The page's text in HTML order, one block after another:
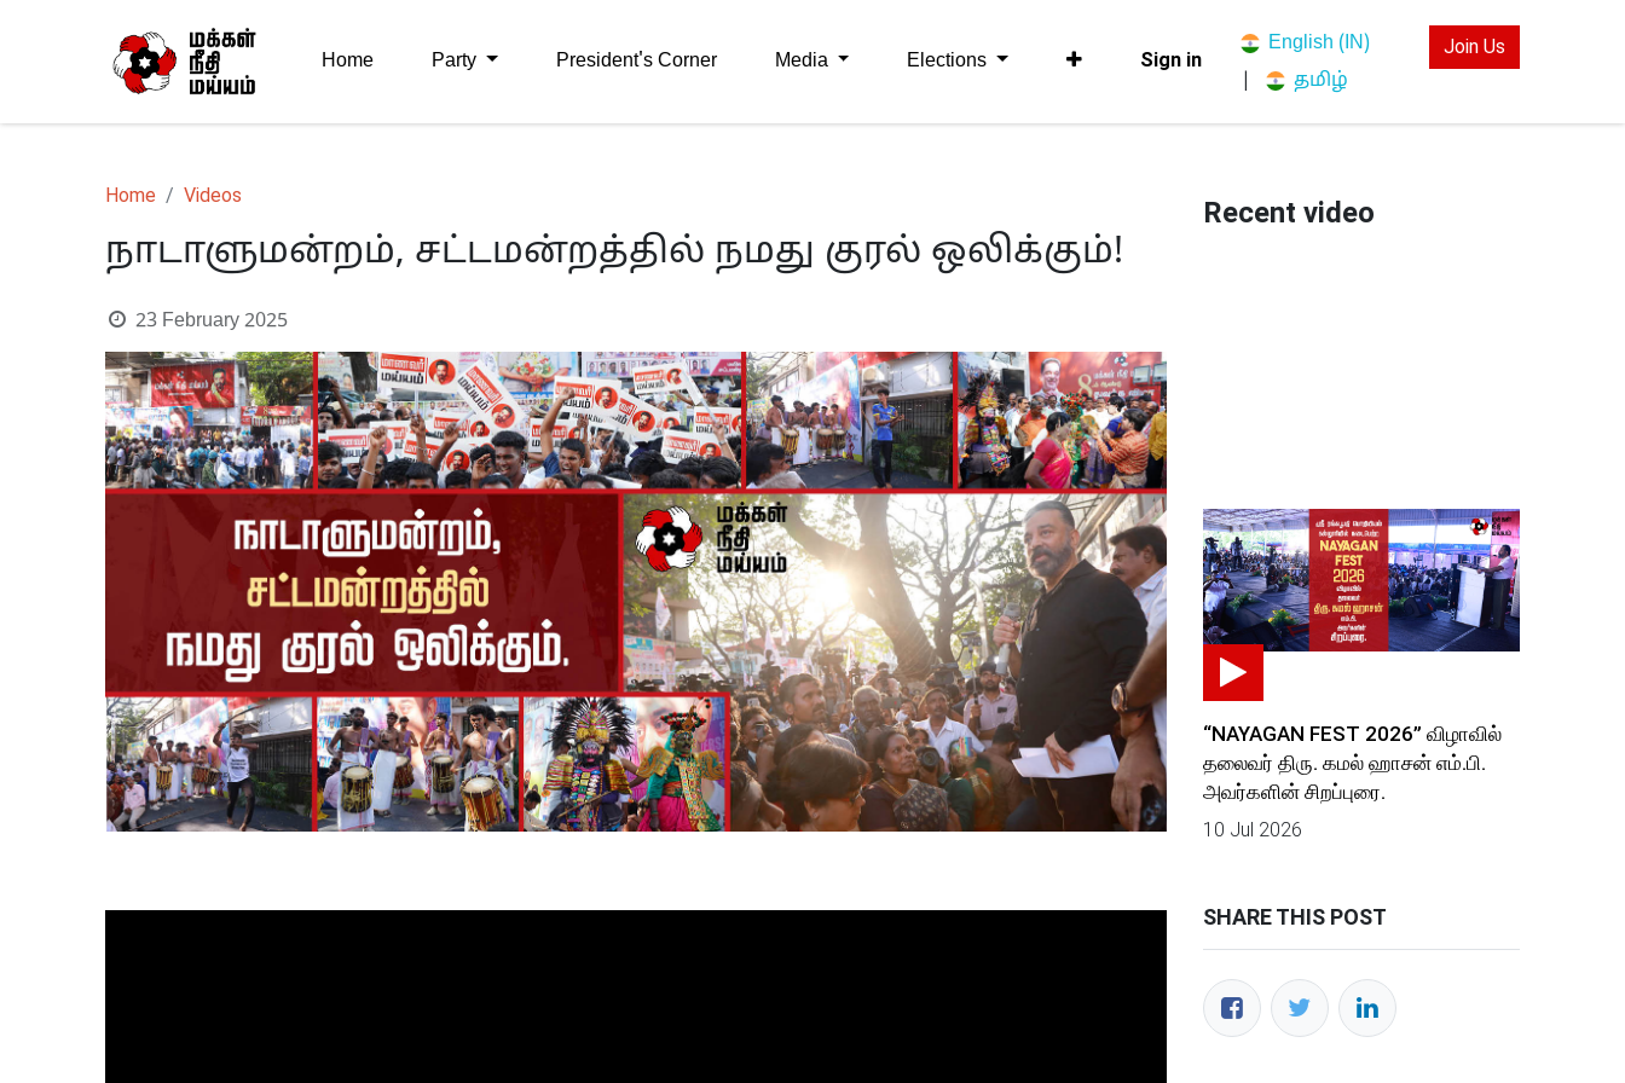
Home Party President's Corner Media Elections Sign in
English (IN)
தமிழ்
Join Us
Home Videos
நாடாளுமன்றம், சட்டமன்றத்தில் நமது குரல் ஒலிக்கும்!
23 February 2025
Recent video
“NAYAGAN FEST 2026” விழாவில்
தலைவர் திரு. கமல் ஹாசன் எம்.பி.
அவர்களின் சிறப்புரை.
10 Jul 2026
SHARE THIS POST